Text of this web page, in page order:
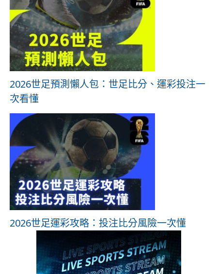
2026世足預測懶人包：世足比分、運彩投注一
次看懂
2026世足運彩攻略：投注比分風險一次懂